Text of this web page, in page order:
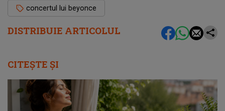
DISTRIBUIE ARTICOLUL
concertul lui beyonce
CITEȘTE ȘI